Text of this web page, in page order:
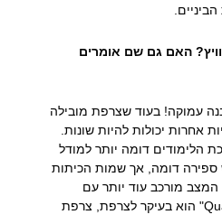
האם גם שם אומרים
עמוקה! בעוד שצרפת מובילה
אחרות יכולות להיות שונות.
הלימודים דומה יותר למודל
ספירה דומה, אך שמות הכיתות
המצב מורכב עוד יותר עם
קנטונים שונים. אז "Quatrième" הוא בעיקר לצרפת, צרפת